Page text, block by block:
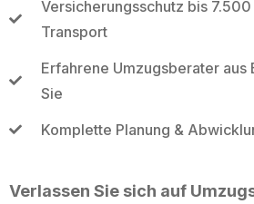
Versicherungsschutz bis 7.500
Transport
Erfahrene Umzugsberater aus
Sie
Komplette Planung &
Verlassen Sie sich auf